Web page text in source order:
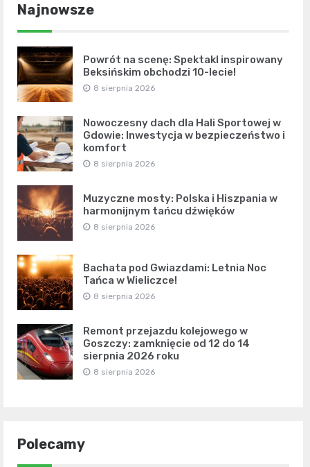
Najnowsze
Powrót na scenę: Spektakl inspirowany
Beksińskim obchodzi 10-lecie!
8 sierpnia 2026
Nowoczesny dach dla Hali Sportowej w
Gdowie: Inwestycja w bezpieczeństwo i
komfort
8 sierpnia 2026
Muzyczne mosty: Polska i Hiszpania w
harmonijnym tańcu dźwięków
8 sierpnia 2026
Bachata pod Gwiazdami: Letnia Noc
Tańca w Wieliczce!
8 sierpnia 2026
Remont przejazdu kolejowego w
Goszczy: zamknięcie od 12 do 14
sierpnia 2026 roku
8 sierpnia 2026
Polecamy